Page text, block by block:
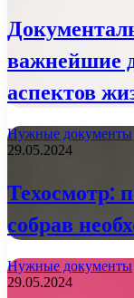
важнейшие
аспектов
Нужные документы
29.05.2024
Техосмотр:
собрав
Нужные документы
29.05.2024